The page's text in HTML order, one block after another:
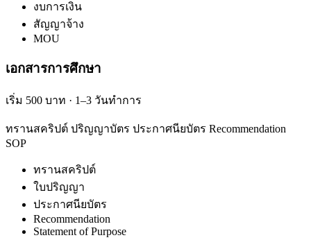
งบการเงิน
สัญญาจ้าง
MOU
เอกสารการศึกษา
เริ่ม 500 บาท · 1–3 วันทำการ
ทรานสคริปต์ ปริญญาบัตร ประกาศนียบัตร Recommendation
SOP
ทรานสคริปต์
ใบปริญญา
ประกาศนียบัตร
Recommendation
Statement of Purpose